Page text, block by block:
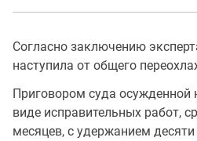
Согласно заключению
наступила от общего
Приговором суда осужденной
виде исправительных работ,
месяцев, с удержанием